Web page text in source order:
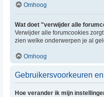
Omhoog
Wat doet "verwijder alle
Verwijder alle forumcookies
zien welke onderwerpen je al
Omhoog
Gebruikersvoorkeuren
Hoe verander ik mijn